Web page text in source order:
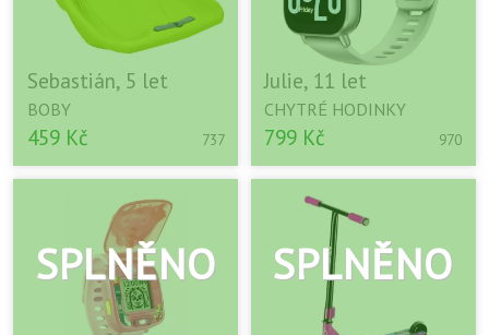
Sebastián, 5 let
BOBY
459 Kč 737
Julie, 11 let
CHYTRÉ HODINKY
799 Kč 970